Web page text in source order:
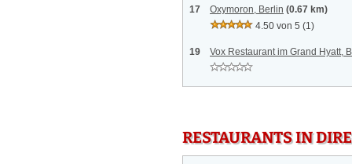
17 Oxymoron, Berlin (0.67 km)
4.50 von 5 (1)
19 Vox Restaurant im Grand Hyatt,
RESTAURANTS IN